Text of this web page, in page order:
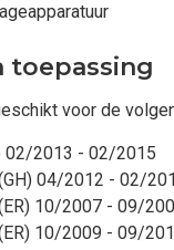
toepassing
voor de
02/2013 - 02/2015
04/2012 - 02/
10/2007 - 09/
10/2009 - 09/